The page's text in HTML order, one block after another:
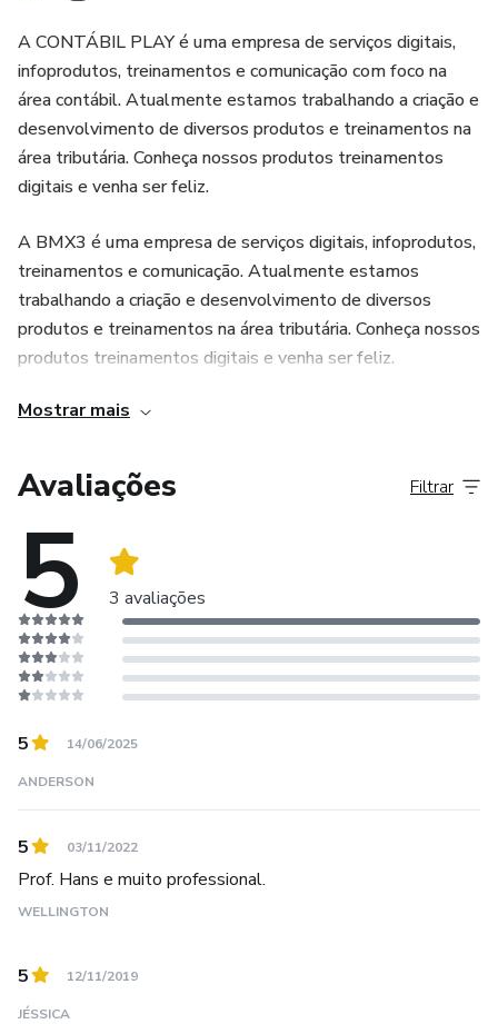
A CONTÁBIL PLAY é uma empresa de serviços digitais,
infoprodutos, treinamentos e comunicação com foco na
área contábil. Atualmente estamos trabalhando a criação e
desenvolvimento de diversos produtos e treinamentos na
área tributária. Conheça nossos produtos treinamentos
digitais e venha ser feliz.
A BMX3 é uma empresa de serviços digitais, infoprodutos,
treinamentos e comunicação. Atualmente estamos
trabalhando a criação e desenvolvimento de diversos
produtos e treinamentos na área tributária. Conheça nossos
produtos treinamentos digitais e venha ser feliz.
Mostrar mais
Avaliações
5 3 avaliações
Filtrar
5 14/06/2025
ANDERSON
5 03/11/2022
Prof. Hans e muito professional.
WELLINGTON
5 12/11/2019
JÉSSICA